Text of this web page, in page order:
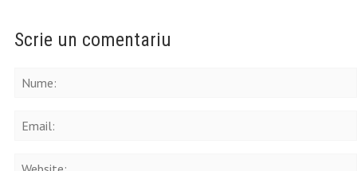
Scrie un comentariu